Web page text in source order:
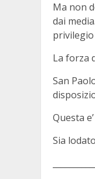
Ma non
dai
privilegio
La forza
San
Questa
Sia